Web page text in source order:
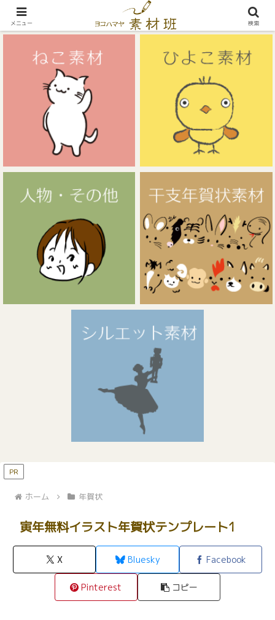
無料イラスト素材サイト
PR
ホーム 年賀状
寅年無料イラスト年賀状テンプレート1
X Bluesky Facebook
Pinterest コピー
メニュー 検索